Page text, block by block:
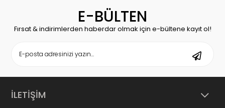
E-BÜLTEN
Fırsat & indirimlerden haberdar olmak için e-bültene kayıt ol!
İLETİŞİM